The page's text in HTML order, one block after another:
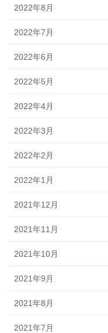
2022年8月
2022年7月
2022年6月
2022年5月
2022年4月
2022年3月
2022年2月
2022年1月
2021年12月
2021年11月
2021年10月
2021年9月
2021年8月
2021年7月